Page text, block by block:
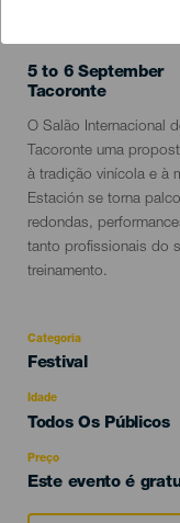
5 to 6 September
Localidad
Tacoronte
Descripción
del
evento
O Salão Internacional
Tacoronte uma
à tradição vinícola e à
Estación se torna
redondas,
tanto profissionais do
treinamento.
Categoria
Categoría
evento
Festival
Idade
Edad
Todos Os Públicos
Preço
Este evento é